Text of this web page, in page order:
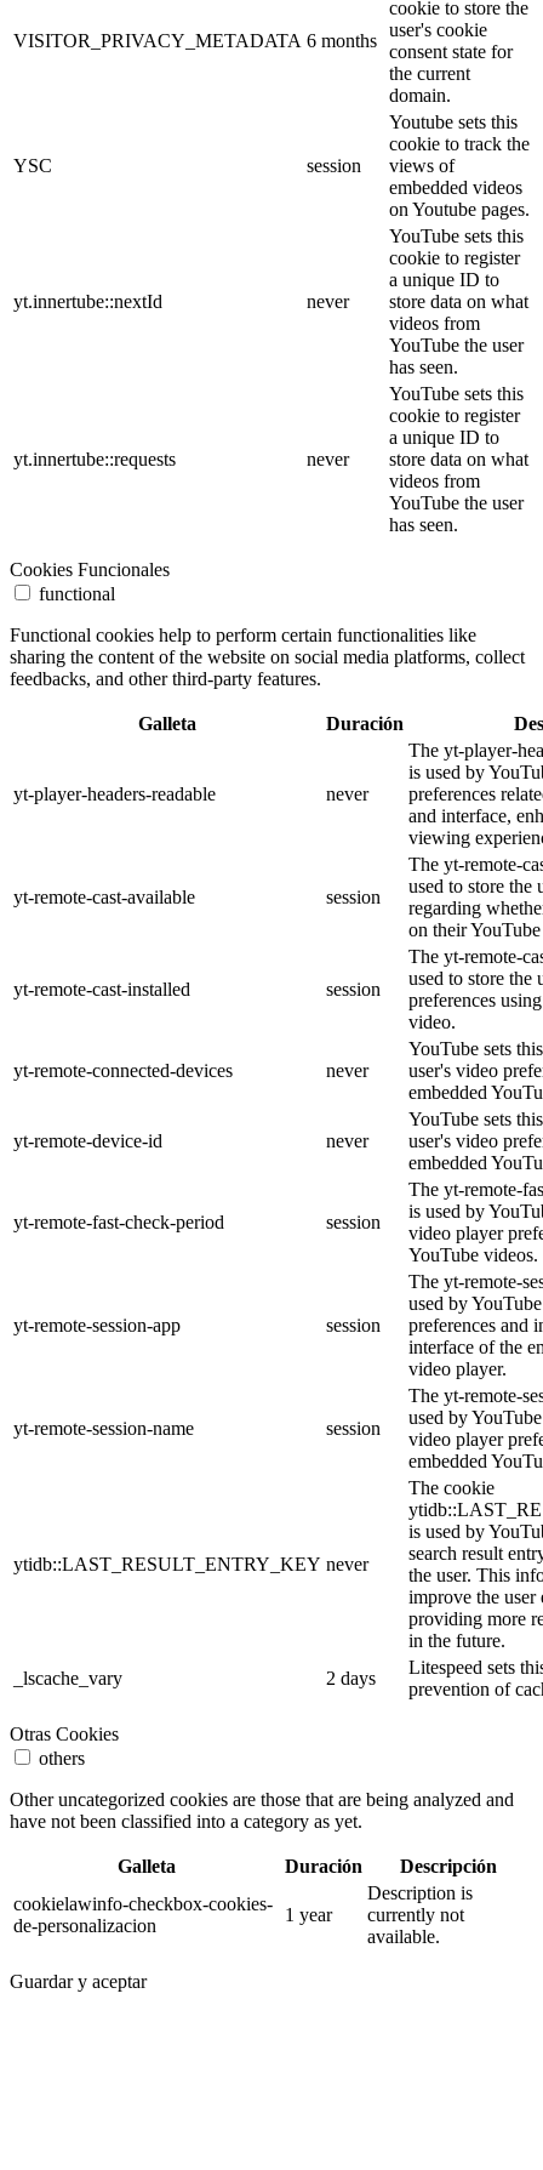
VISITOR_PRIVACY_METADATA 6 months
cookie to store the
user's cookie
consent state for
the current
domain.
YSC session
Youtube sets this
cookie to track the
views of
embedded videos
on Youtube pages.
yt.innertube::nextId never
YouTube sets this
cookie to register
a unique ID to
store data on what
videos from
YouTube the user
has seen.
yt.innertube::requests never
YouTube sets this
cookie to register
a unique ID to
store data on what
videos from
YouTube the user
has seen.
Cookies Funcionales
functional
Functional cookies help to perform certain functionalities like
sharing the content of the website on social media platforms, collect
feedbacks, and other third-party features.
Galleta Duración
yt-player-headers-readable never
The yt-player-
is used by
preferences
and interface,
viewing
yt-remote-cast-available session
The yt-remote-
used to store the
regarding
on their
yt-remote-cast-installed session
The yt-remote-
used to store the
preferences
video.
yt-remote-connected-devices never
YouTube sets
user's video
embedded
yt-remote-device-id never
YouTube sets
user's video
embedded
yt-remote-fast-check-period session
The yt-remote-
is used by
video player
YouTube videos.
yt-remote-session-app session
The yt-remote-
used by
preferences and
interface of the
video player.
yt-remote-session-name session
The yt-remote-
used by
video player
embedded
ytidb::LAST_RESULT_ENTRY_KEY never
The cookie
is used by
search result
the user. This
improve the user
providing more
in the future.
_lscache_vary
2 days
Litespeed sets
prevention of
Otras Cookies
others
Other uncategorized cookies are those that are being analyzed and
have not been classified into a category as yet.
Galleta Duración
Descripción
cookielawinfo-checkbox-cookies-
de-personalizacion
1 year
Description is
currently not
available.
Guardar y aceptar